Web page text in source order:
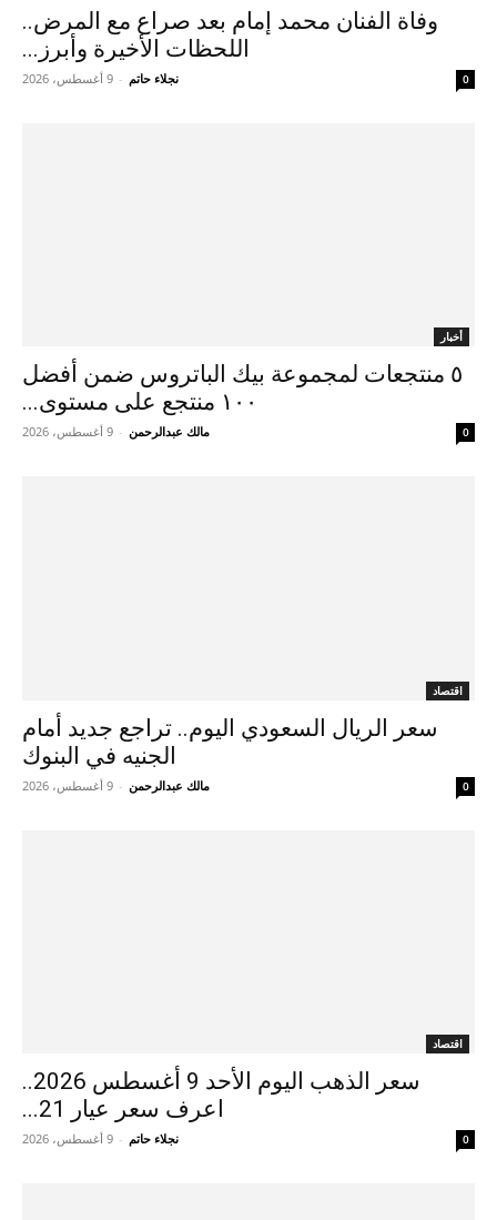
وفاة الفنان محمد إمام بعد صراع مع المرض..
اللحظات الأخيرة وأبرز...
نجلاء حاتم - 9 أغسطس، 2026 0
أخبار
٥ منتجعات لمجموعة بيك الباتروس ضمن أفضل
١٠٠ منتجع على مستوى...
مالك عبدالرحمن - 9 أغسطس، 2026 0
اقتصاد
سعر الريال السعودي اليوم.. تراجع جديد أمام
الجنيه في البنوك
مالك عبدالرحمن - 9 أغسطس، 2026 0
اقتصاد
سعر الذهب اليوم الأحد 9 أغسطس 2026..
اعرف سعر عيار 21...
نجلاء حاتم - 9 أغسطس، 2026 0